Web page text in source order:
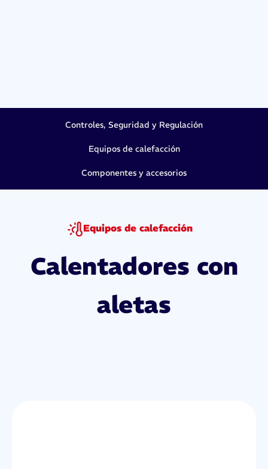
Controles, Seguridad y Regulación
Equipos de calefacción
Componentes y accesorios
Equipos de calefacción
Calentadores con
aletas